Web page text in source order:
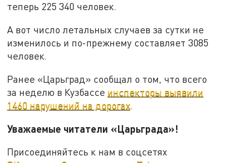
теперь 225 340 человек.
А вот число летальных случаев за сутки не
изменилось и по-прежнему составляет 3085
человек.
Ранее «Царьград» сообщал о том, что всего
за неделю в Кузбассе инспекторы выявили
1460 нарушений на дорогах.
Уважаемые читатели «Царьграда»!
Присоединяйтесь к нам в соцсетях